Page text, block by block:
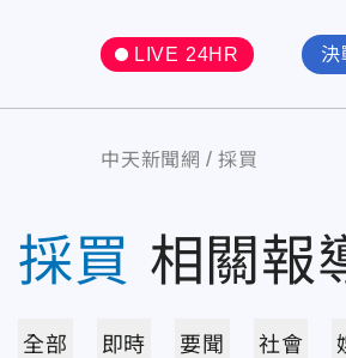
LIVE 24HR 決
中天新聞網 採買
採買 相關報
全部 即時 要聞 社會